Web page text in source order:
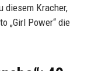
diesem Kracher,
„Girl Power“ die